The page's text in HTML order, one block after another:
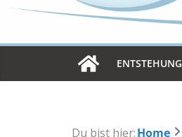
ENT­STE­HUNG
Du bist hier:Home